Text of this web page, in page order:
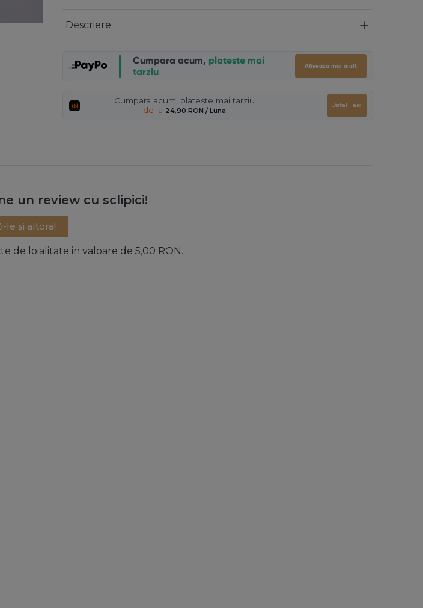
Descriere
Cumpara acum, plateste mai
tarziu
Afiseaza mai mult
Cumpara acum, plateste mai tarziu
de la 24,90 RON / Luna
Detalii aici
un review cu sclipici!
le și altora!
de loialitate in valoare de 5,00 RON.